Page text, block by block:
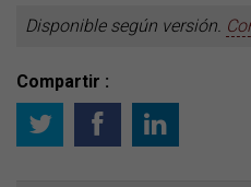
Disponible según versión.
Compartir :